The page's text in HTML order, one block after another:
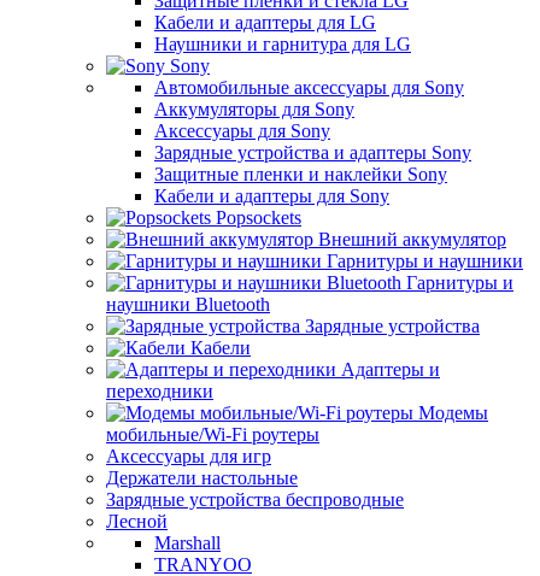
Кабели и адаптеры для LG
Наушники и гарнитура для LG
Sony
Автомобильные аксессуары для Sony
Аккумуляторы для Sony
Аксессуары для Sony
Зарядные устройства и адаптеры Sony
Защитные пленки и наклейки Sony
Кабели и адаптеры для Sony
Popsockets
Внешний аккумулятор
Гарнитуры и наушники
Гарнитуры и
наушники Bluetooth
Зарядные устройства
Кабели
Адаптеры и
переходники
Модемы
мобильные/Wi-Fi роутеры
Аксессуары для игр
Держатели настольные
Зарядные устройства беспроводные
Лесной
Marshall
TRANYOO